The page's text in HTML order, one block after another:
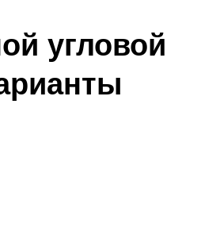
угловой